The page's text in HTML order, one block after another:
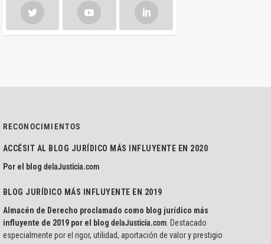
RECONOCIMIENTOS
ACCÉSIT AL BLOG JURÍDICO MÁS INFLUYENTE EN 2020
Por el blog delaJusticia.com
BLOG JURÍDICO MÁS INFLUYENTE EN 2019
Almacén de Derecho proclamado como blog jurídico más
influyente de 2019 por el blog delaJusticia.com. Destacado
especialmente por el rigor, utilidad, aportación de valor y prestigio